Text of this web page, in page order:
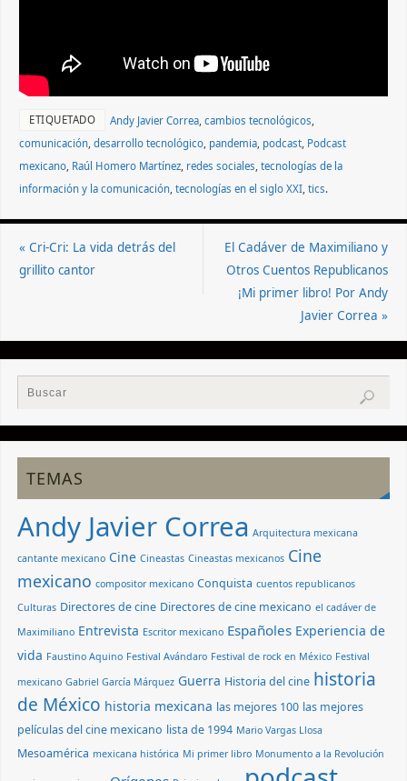
ETIQUETADO Andy Javier Correa ,cambios tecnológicos
comunicación ,desarrollo tecnológico pandemia podcast Podcast
mexicano Raúl Homero Martínez redes sociales ,tecnologías de la
información y la comunicación ,tecnologías en el siglo XXI ,tics.
« Cri-Cri: La vida detrás del
grillito cantor
El Cadáver de Maximiliano y
Otros Cuentos Republicanos
¡Mi primer libro! Por Andy
Javier Correa »
TEMAS
Andy Javier Correa Arquitectura mexicana
cantante mexicano Cine Cineastas Cineastas mexicanos Cine
mexicano compositor mexicano Conquista cuentos republicanos
Culturas Directores de cine Directores de cine mexicano el cadáver de
Maximiliano Entrevista Escritor mexicano Españoles Experiencia de
vida Faustino Aquino Festival Avándaro Festival de rock en México Festival
mexicano Gabriel García Márquez Guerra Historia del cine historia
de México historia mexicana las mejores 100 las mejores
películas del cine mexicano lista de 1994 Mario Vargas Llosa
Mesoamérica mexicana histórica Mi primer libro Monumento a la Revolución